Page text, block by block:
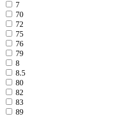
7
70
72
75
76
79
8
8.5
80
82
83
89